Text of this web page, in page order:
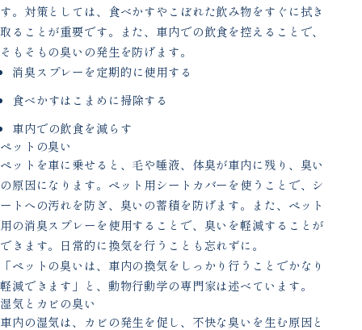
す。対策としては、食べかすやこぼれた飲み物をすぐに拭き
取ることが重要です。また、車内での飲食を控えることで、
そもそもの臭いの発生を防げます。
消臭スプレーを定期的に使用する
食べかすはこまめに掃除する
車内での飲食を減らす
ペットの臭い
ペットを車に乗せると、毛や唾液、体臭が車内に残り、臭い
の原因になります。ペット用シートカバーを使うことで、シ
ートへの汚れを防ぎ、臭いの蓄積を防げます。また、ペット
用の消臭スプレーを使用することで、臭いを軽減することが
できます。日常的に換気を行うことも忘れずに。
「ペットの臭いは、車内の換気をしっかり行うことでかなり
軽減できます」と、動物行動学の専門家は述べています。
湿気とカビの臭い
車内の湿気は、カビの発生を促し、不快な臭いを生む原因と